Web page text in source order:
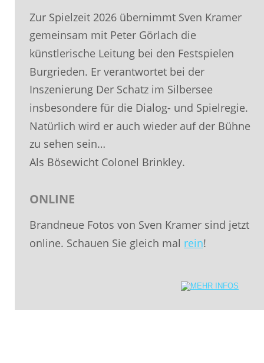
Zur Spielzeit 2026 übernimmt Sven Kramer
gemeinsam mit Peter Görlach die
künstlerische Leitung bei den Festspielen
Burgrieden. Er verantwortet bei der
Inszenierung Der Schatz im Silbersee
insbesondere für die Dialog- und Spielregie.
Natürlich wird er auch wieder auf der Bühne
zu sehen sein…
Als Bösewicht Colonel Brinkley.
ONLINE
Brandneue Fotos von Sven Kramer sind jetzt
online. Schauen Sie gleich mal rein!